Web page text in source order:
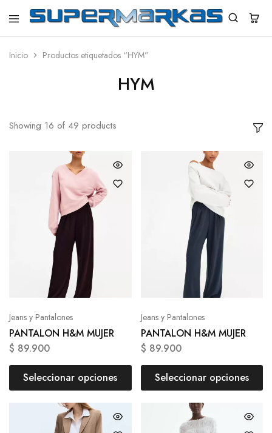
SuperMarkas
Ropa
con
Inicio Productos etiquetados “HYM”
HYM
Showing 16 of 49 products
Jeans y Pantalones
PANTALON H&M MUJER
$ 89.900
Seleccionar opciones
Jeans y Pantalones
PANTALON H&M MUJER
$ 89.900
Seleccionar opciones